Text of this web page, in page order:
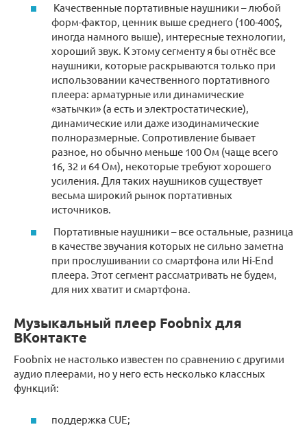
Качественные портативные наушники – любой
форм-фактор, ценник выше среднего (100-400$,
иногда намного выше), интересные технологии,
хороший звук. К этому сегменту я бы отнёс все
наушники, которые раскрываются только при
использовании качественного портативного
плеера: арматурные или динамические
«затычки» (а есть и электростатические),
динамические или даже изодинамические
полноразмерные. Сопротивление бывает
разное, но обычно меньше 100 Ом (чаще всего
16, 32 и 64 Ом), некоторые требуют хорошего
усиления. Для таких наушников существует
весьма широкий рынок портативных
источников.
Портативные наушники – все остальные, разница
в качестве звучания которых не сильно заметна
при прослушивании со смартфона или Hi-End
плеера. Этот сегмент рассматривать не будем,
для них хватит и смартфона.
Музыкальный плеер Foobnix для
ВКонтакте
Foobnix не настолько известен по сравнению с другими
аудио плеерами, но у него есть несколько классных
функций:
поддержка CUE;